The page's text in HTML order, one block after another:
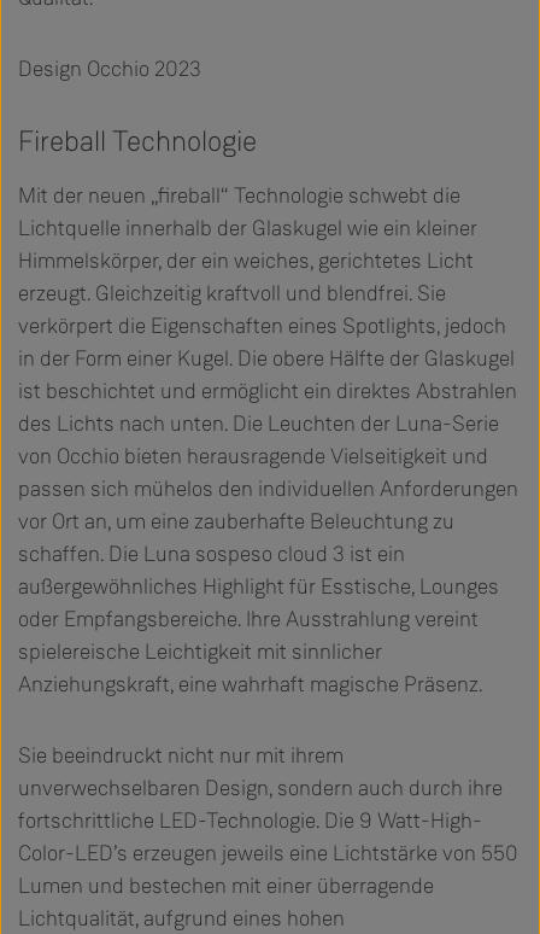
Design Occhio 2023
Fireball Technologie
Mit der neuen „fireball“ Technologie schwebt die
Lichtquelle innerhalb der Glaskugel wie ein kleiner
Himmelskörper, der ein weiches, gerichtetes Licht
erzeugt. Gleichzeitig kraftvoll und blendfrei. Sie
verkörpert die Eigenschaften eines Spotlights, jedoch
in der Form einer Kugel. Die obere Hälfte der Glaskugel
ist beschichtet und ermöglicht ein direktes Abstrahlen
des Lichts nach unten. Die Leuchten der Luna-Serie
von Occhio bieten herausragende Vielseitigkeit und
passen sich mühelos den individuellen Anforderungen
vor Ort an, um eine zauberhafte Beleuchtung zu
schaffen. Die Luna sospeso cloud 3 ist ein
außergewöhnliches Highlight für Esstische, Lounges
oder Empfangsbereiche. Ihre Ausstrahlung vereint
spielereische Leichtigkeit mit sinnlicher
Anziehungskraft, eine wahrhaft magische Präsenz.
Sie beeindruckt nicht nur mit ihrem
unverwechselbaren Design, sondern auch durch ihre
fortschrittliche LED-Technologie. Die 9 Watt-High-
Color-LED’s erzeugen jeweils eine Lichtstärke von 550
Lumen und bestechen mit einer überragende
Lichtqualität, aufgrund eines hohen